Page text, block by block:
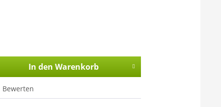
In den Warenkorb
Bewerten